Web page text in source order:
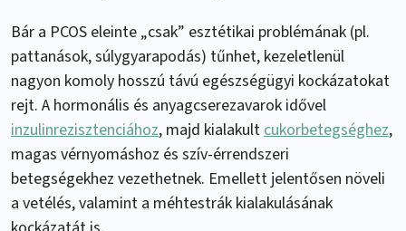
Bár a PCOS eleinte „csak” esztétikai problémának (pl.
pattanások, súlygyarapodás) tűnhet, kezeletlenül
nagyon komoly hosszú távú egészségügyi kockázatokat
rejt. A hormonális és anyagcserezavarok idővel
inzulinrezisztenciához, majd kialakult cukorbetegséghez,
magas vérnyomáshoz és szív-érrendszeri
betegségekhez vezethetnek. Emellett jelentősen növeli
a vetélés, valamint a méhtestrák kialakulásának